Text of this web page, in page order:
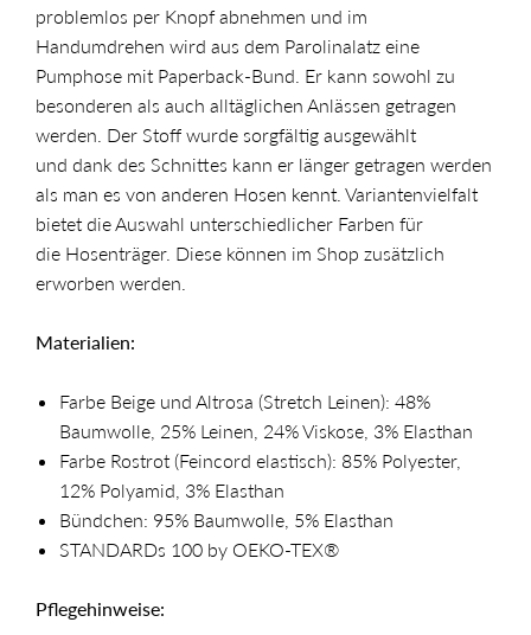
problemlos per Knopf abnehmen und im
Handumdrehen wird aus dem Parolinalatz eine
Pumphose mit Paperback-Bund. Er kann sowohl zu
besonderen als auch alltäglichen Anlässen getragen
werden. Der Stoff wurde sorgfältig ausgewählt
und dank des Schnittes kann er länger getragen werden
als man es von anderen Hosen kennt. Variantenvielfalt
bietet die Auswahl unterschiedlicher Farben für
die Hosenträger. Diese können im Shop zusätzlich
erworben werden.
Materialien:
Farbe Beige und Altrosa (Stretch Leinen): 48%
Baumwolle, 25% Leinen, 24% Viskose, 3% Elasthan
Farbe Rostrot (Feincord elastisch): 85% Polyester,
12% Polyamid, 3% Elasthan
Bündchen: 95% Baumwolle, 5% Elasthan
STANDARDs 100 by OEKO-TEX®
Pflegehinweise: